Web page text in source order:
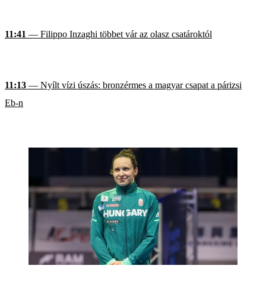
11:41 — Filippo Inzaghi többet vár az olasz csatároktól
11:13 — Nyílt vízi úszás: bronzérmes a magyar csapat a párizsi
Eb-n